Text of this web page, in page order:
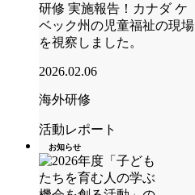
研修 実施報告！カナダ ケ
ベック州の児童福祉の現場
を視察しました。
2026.02.06
海外研修
活動レポート
お知らせ